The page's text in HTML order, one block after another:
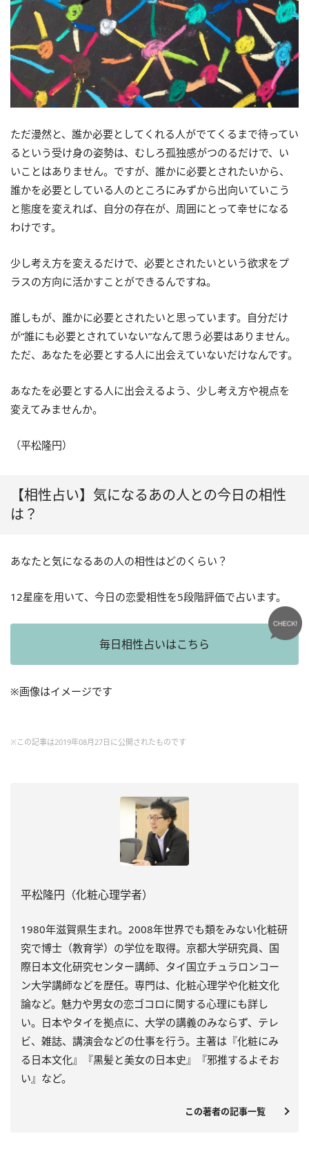
ただ漫然と、誰か必要としてくれる人がでてくるまで待ってい
るという受け身の姿勢は、むしろ孤独感がつのるだけで、い
いことはありません。ですが、誰かに必要とされたいから、
誰かを必要としている人のところにみずから出向いていこう
と態度を変えれば、自分の存在が、周囲にとって幸せになる
わけです。
少し考え方を変えるだけで、必要とされたいという欲求をプ
ラスの方向に活かすことができるんですね。
誰しもが、誰かに必要とされたいと思っています。自分だけ
が“誰にも必要とされていない”なんて思う必要はありません。
ただ、あなたを必要とする人に出会えていないだけなんです。
あなたを必要とする人に出会えるよう、少し考え方や視点を
変えてみませんか。
（平松隆円）
【相性占い】気になるあの人との今日の相性
は？
あなたと気になるあの人の相性はどのくらい？
12星座を用いて、今日の恋愛相性を5段階評価で占います。
毎日相性占いはこちら
※画像はイメージです
※この記事は2019年08月27日に公開されたものです
平松隆円（化粧心理学者）
1980年滋賀県生まれ。2008年世界でも類をみない化粧研
究で博士（教育学）の学位を取得。京都大学研究員、国
際日本文化研究センター講師、タイ国立チュラロンコー
ン大学講師などを歴任。専門は、化粧心理学や化粧文化
論など。魅力や男女の恋ゴコロに関する心理にも詳し
い。日本やタイを拠点に、大学の講義のみならず、テレ
ビ、雑誌、講演会などの仕事を行う。主著は『化粧にみ
る日本文化』『黒髪と美女の日本史』『邪推するよそお
い』など。
この著者の記事一覧